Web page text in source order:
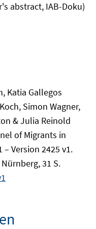
abstract, IAB-Doku)
Katia Gallegos
Simon Wagner,
& Julia Reinold
of Migrants in
– Version 2425 v1.
31 S.